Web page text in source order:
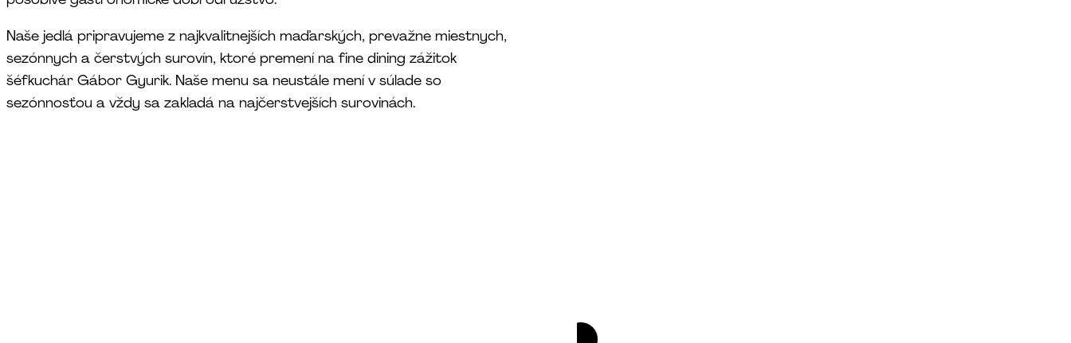
Naše jedlá pripravujeme z najkvalitnejších maďarských, prevažne miestnych,
sezónnych a čerstvých surovín, ktoré premení na fine dining zážitok
šéfkuchár Gábor Gyurik. Naše menu sa neustále mení v súlade so
sezónnosťou a vždy sa zakladá na najčerstvejších surovinách.